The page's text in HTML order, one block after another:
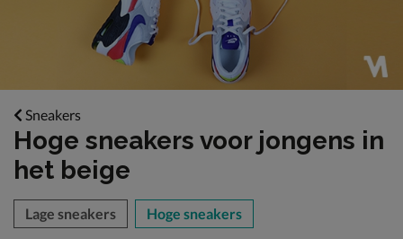
Sneakers
Hoge sneakers voor jongens in
het beige
over
Lage sneakers Hoge sneakers